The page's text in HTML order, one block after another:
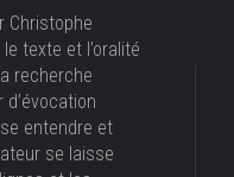
Christophe
texte et l’oralité
recherche
entendre et
se laisse